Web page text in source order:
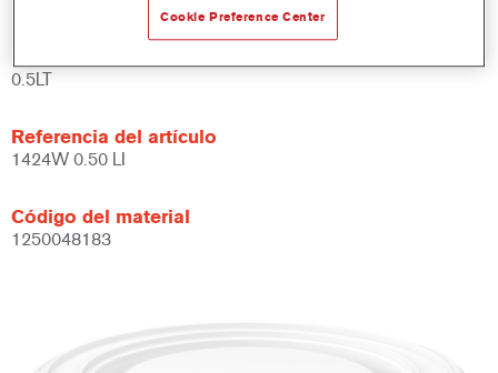
0.5LT
Referencia del artículo
1424W 0.50 LI
Código del material
1250048183
Cookie Preference Center